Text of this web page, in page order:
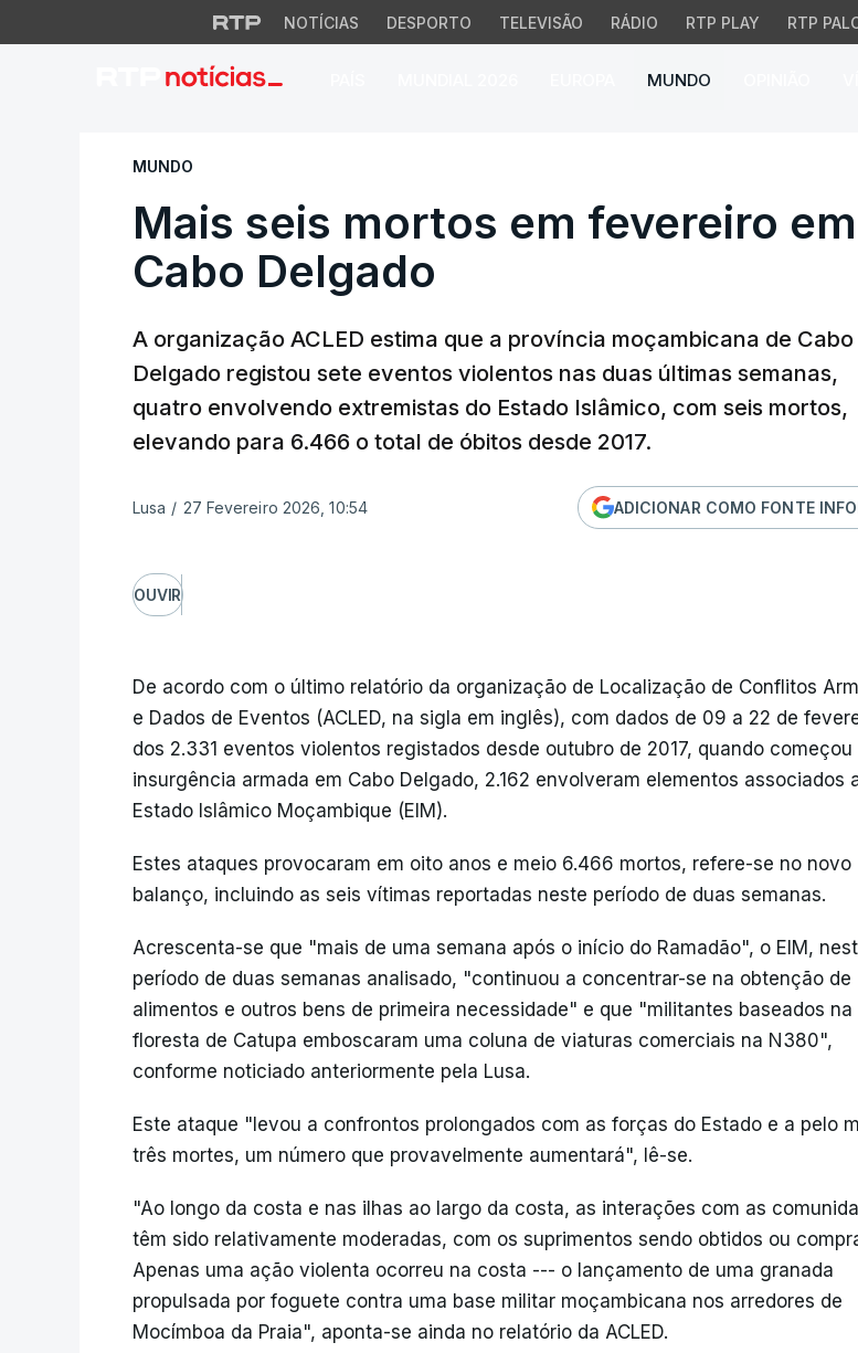
NOTÍCIAS DESPORTO TELEVISÃO RÁDIO RTP PLAY RTP
MUNDO
Mais seis mortos em fevereiro em
MUNDO
Mais seis mortos em fevereiro em
Cabo Delgado
A organização ACLED estima que a província moçambicana de Cabo
Delgado registou sete eventos violentos nas duas últimas semanas,
quatro envolvendo extremistas do Estado Islâmico, com seis mortos,
elevando para 6.466 o total de óbitos desde 2017.
Lusa / 27 Fevereiro 2026, 10:54 ADICIONAR COMO FONTE
OUVIR
De acordo com o último relatório da organização de Localização de Conflitos
e Dados de Eventos (ACLED, na sigla em inglês), com dados de 09 a 22 de
dos 2.331 eventos violentos registados desde outubro de 2017, quando começou
insurgência armada em Cabo Delgado, 2.162 envolveram elementos associados
Estado Islâmico Moçambique (EIM).
Estes ataques provocaram em oito anos e meio 6.466 mortos, refere-se no novo
balanço, incluindo as seis vítimas reportadas neste período de duas semanas.
Acrescenta-se que "mais de uma semana após o início do Ramadão", o EIM,
período de duas semanas analisado, "continuou a concentrar-se na obtenção de
alimentos e outros bens de primeira necessidade" e que "militantes baseados na
floresta de Catupa emboscaram uma coluna de viaturas comerciais na N380",
conforme noticiado anteriormente pela Lusa.
Este ataque "levou a confrontos prolongados com as forças do Estado e a pelo
três mortes, um número que provavelmente aumentará", lê-se.
"Ao longo da costa e nas ilhas ao largo da costa, as interações com as
têm sido relativamente moderadas, com os suprimentos sendo obtidos ou
Apenas uma ação violenta ocorreu na costa --- o lançamento de uma granada
propulsada por foguete contra uma base militar moçambicana nos arredores de
Mocímboa da Praia", aponta-se ainda no relatório da ACLED.